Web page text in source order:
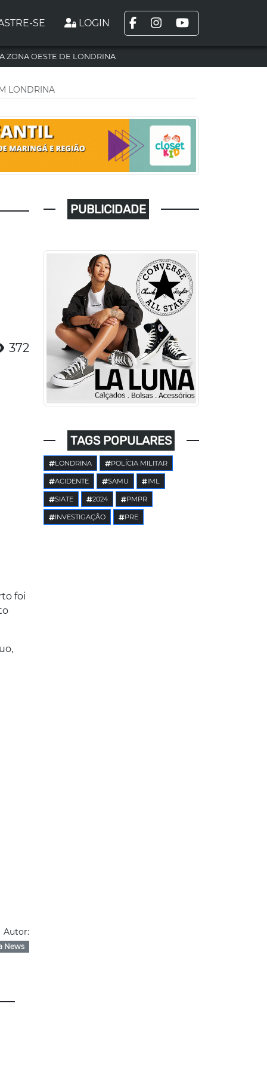
SE LOGIN
ZONA OESTE DE LONDRINA
LONDRINA
372
foi
Autor:
News
PUBLICIDADE
TAGS POPULARES
LONDRINA POLÍCIA MILITAR
ACIDENTE SAMU IML
SIATE 2024 PMPR
INVESTIGAÇÃO PRE